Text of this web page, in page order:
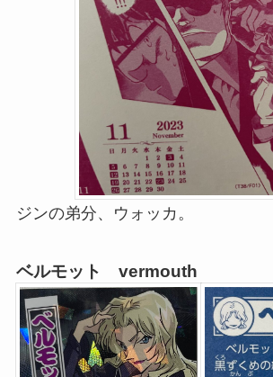
ジンの弟分、ウォッカ。
ベルモット vermouth